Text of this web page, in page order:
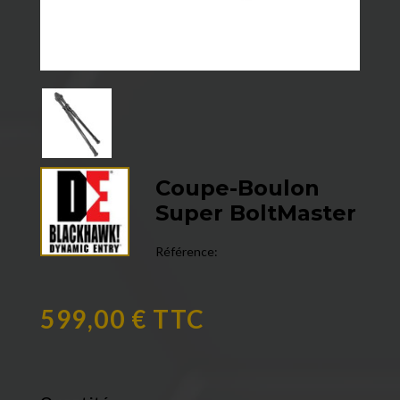
Coupe-Boulon
Super BoltMaster
Référence:
599,00 € TTC